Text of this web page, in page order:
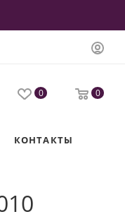
0 0
КОНТАКТЫ